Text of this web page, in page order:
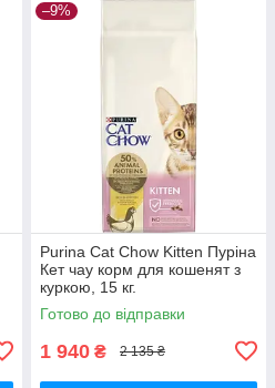
–9%
Purina Cat Chow Kitten Пуріна
Кет чау корм для кошенят з
куркою, 15 кг.
Готово до відправки
1 940 ₴ 2 135 ₴